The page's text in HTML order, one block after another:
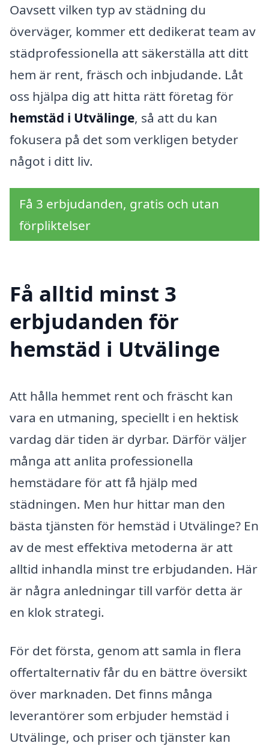
Oavsett vilken typ av städning du
överväger, kommer ett dedikerat team av
städprofessionella att säkerställa att ditt
hem är rent, fräsch och inbjudande. Låt
oss hjälpa dig att hitta rätt företag för
hemstäd i Utvälinge, så att du kan
fokusera på det som verkligen betyder
något i ditt liv.
Få 3 erbjudanden, gratis och utan
förpliktelser
Få alltid minst 3
erbjudanden för
hemstäd i Utvälinge
Att hålla hemmet rent och fräscht kan
vara en utmaning, speciellt i en hektisk
vardag där tiden är dyrbar. Därför väljer
många att anlita professionella
hemstädare för att få hjälp med
städningen. Men hur hittar man den
bästa tjänsten för hemstäd i Utvälinge? En
av de mest effektiva metoderna är att
alltid inhandla minst tre erbjudanden. Här
är några anledningar till varför detta är
en klok strategi.
För det första, genom att samla in flera
offertalternativ får du en bättre översikt
över marknaden. Det finns många
leverantörer som erbjuder hemstäd i
Utvälinge, och priser och tjänster kan